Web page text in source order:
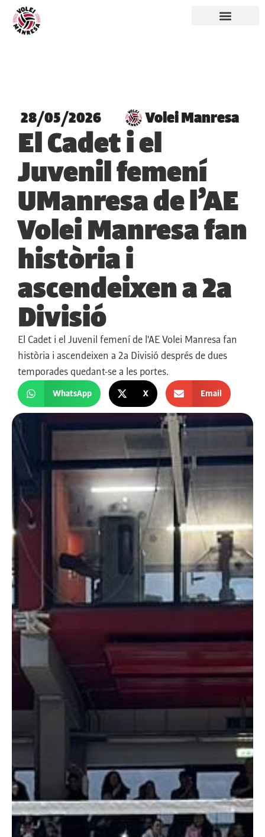
28/05/2026 Volei Manresa
El Cadet i el
Juvenil femení
UManresa de l’AE
Volei Manresa fan
història i
ascendeixen a 2a
Divisió
El Cadet i el Juvenil femení de l'AE Volei Manresa fan
història i ascendeixen a 2a Divisió després de dues
temporades quedant-se a les portes.
WhatsApp X Email